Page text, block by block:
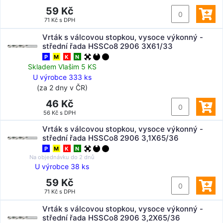
59 Kč
71 Kč s DPH
Vrták s válcovou stopkou, vysoce výkonný -
střední řada HSSCo8 2906 3X61/33
P M K N
Skladem Vlašim 5 KS
U výrobce 333 ks
(za 2 dny v ČR)
46 Kč
56 Kč s DPH
Vrták s válcovou stopkou, vysoce výkonný -
střední řada HSSCo8 2906 3,1X65/36
P M K
N
Na objednávku do 2 dnů
U výrobce 38 ks
59 Kč
71 Kč s DPH
Vrták s válcovou stopkou, vysoce výkonný -
střední řada HSSCo8 2906 3,2X65/36